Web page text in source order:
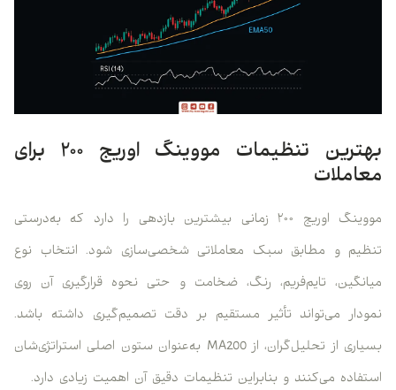
بهترین تنظیمات مووینگ اوریج ۲۰۰ برای
معاملات
مووینگ اوریج ۲۰۰ زمانی بیشترین بازدهی را دارد که به‌درستی
تنظیم و مطابق سبک معاملاتی شخصی‌سازی شود. انتخاب نوع
میانگین، تایم‌فریم، رنگ، ضخامت و حتی نحوه قرارگیری آن روی
نمودار می‌تواند تأثیر مستقیم بر دقت تصمیم‌گیری داشته باشد.
بسیاری از تحلیل‌گران، از MA200 به‌عنوان ستون اصلی استراتژی‌شان
استفاده می‌کنند و بنابراین تنظیمات دقیق آن اهمیت زیادی دارد.